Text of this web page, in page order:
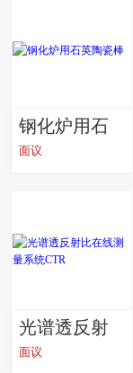
钢化炉用石
英陶瓷棒
面议
光谱透反射
比在线测量
面议